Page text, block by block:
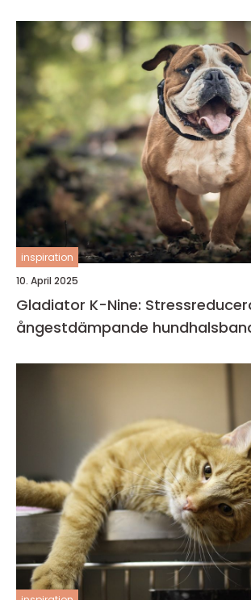
inspiration
10. April 2025
Gladiator K-Nine:
ångestdämpande